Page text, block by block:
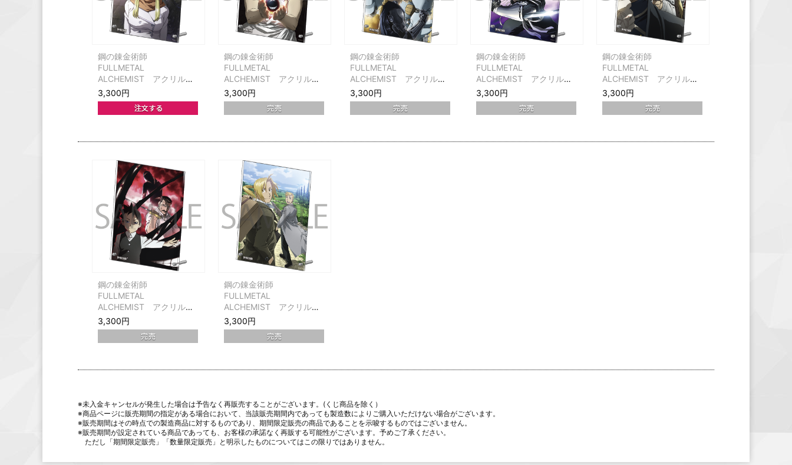
鋼の錬金術師
FULLMETAL
ALCHEMIST アクリルパ
ネル ジャケット第10巻
3,300円
鋼の錬金術師
FULLMETAL
ALCHEMIST アクリルパ
ネル ジャケット第11巻
3,300円
鋼の錬金術師
FULLMETAL
ALCHEMIST アクリルパ
ネル ジャケット第12巻
3,300円
鋼の錬金術師
FULLMETAL
ALCHEMIST アクリルパ
ネル ジャケット第13巻
3,300円
鋼の錬金術師
FULLMETAL
ALCHEMIST アクリルパ
ネル ジャケット第14巻
3,300円
鋼の錬金術師
FULLMETAL
ALCHEMIST アクリルパ
ネル ジャケット第15巻
3,300円
鋼の錬金術師
FULLMETAL
ALCHEMIST アクリルパ
ネル ジャケット第16巻
3,300円
※未入金キャンセルが発生した場合は予告なく再販売することがございます。(くじ商品を除く）
※商品ページに販売期間の指定がある場合において、当該販売期間内であっても製造数によりご購入いただけない場合がございます。
※販売期間はその時点での製造商品に対するものであり、期間限定販売の商品であることを示唆するものではございません。
※販売期間が設定されている商品であっても、お客様の承諾なく再販する可能性がございます。予めご了承ください。
ただし「期間限定販売」「数量限定販売」と明示したものについてはこの限りではありません。